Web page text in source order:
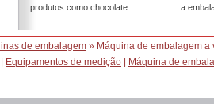
produtos como chocolate ...
a
de embalagem » Máquina de embalagem a
Equipamentos de medição
Máquina de